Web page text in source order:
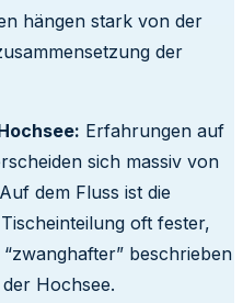
hängen stark von der
der
Erfahrungen auf
sich massiv von
dem Fluss ist die
oft fester,
beschrieben
Hochsee.